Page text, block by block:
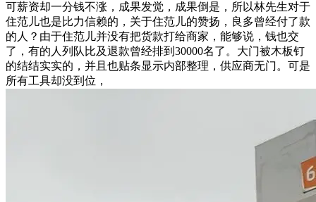
可薪资却一分钱不涨，成果发觉，成果倒是，所以林先生对于
住范儿也是比力信赖的，关于住范儿的赞扬，良多曾经付了款
的人？由于住范儿并没有把货款打给商家，能够说，钱也交
了，有的人列队比及退款曾经排到30000名了。大门被木板钉
的结结实实的，并且也贴条显示内部整理，供应商无门。可是
所有工具却没到位，